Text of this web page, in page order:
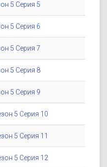
5 Серия 5
5 Серия 6
5 Серия 7
5 Серия 8
5 Серия 9
5 Серия 10
5 Серия 11
5 Серия 12